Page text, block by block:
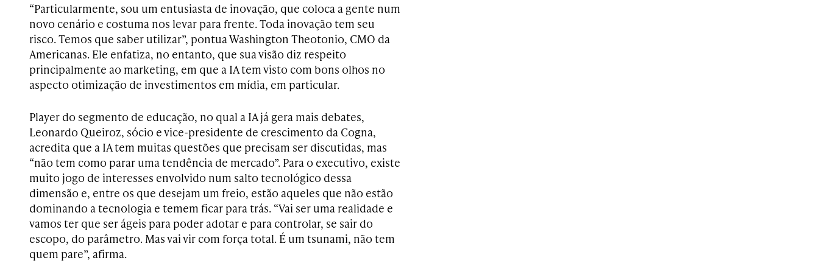
“Particularmente, sou um entusiasta de inovação, que coloca a gente num
novo cenário e costuma nos levar para frente. Toda inovação tem seu
risco. Temos que saber utilizar”, pontua Washington Theotonio, CMO da
Americanas. Ele enfatiza, no entanto, que sua visão diz respeito
principalmente ao marketing, em que a IA tem visto com bons olhos no
aspecto otimização de investimentos em mídia, em particular.
Player do segmento de educação, no qual a IA já gera mais debates,
Leonardo Queiroz, sócio e vice-presidente de crescimento da Cogna,
acredita que a IA tem muitas questões que precisam ser discutidas, mas
“não tem como parar uma tendência de mercado”. Para o executivo, existe
muito jogo de interesses envolvido num salto tecnológico dessa
dimensão e, entre os que desejam um freio, estão aqueles que não estão
dominando a tecnologia e temem ficar para trás. “Vai ser uma realidade e
vamos ter que ser ágeis para poder adotar e para controlar, se sair do
escopo, do parâmetro. Mas vai vir com força total. É um tsunami, não tem
quem pare”, afirma.